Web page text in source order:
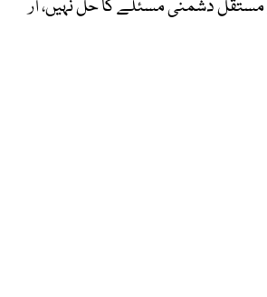
مستقل دشمنی مسئلے کا حل نہیں، آر